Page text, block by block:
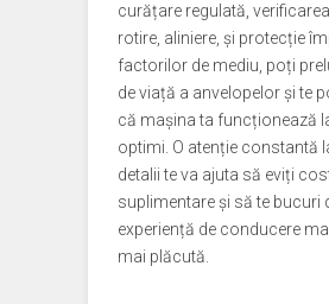
curățare regulată,
rotire, aliniere, și protecție
factorilor de mediu, poți
de viață a anvelopelor și te
că mașina ta funcționează
optimi. O atenție constantă
detalii te va ajuta să eviți
suplimentare și să te bucuri
experiență de conducere
mai plăcută.